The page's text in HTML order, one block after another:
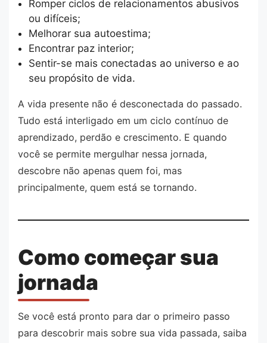
Romper ciclos de relacionamentos abusivos
ou difíceis;
Melhorar sua autoestima;
Encontrar paz interior;
Sentir-se mais conectadas ao universo e ao
seu propósito de vida.
A vida presente não é desconectada do passado.
Tudo está interligado em um ciclo contínuo de
aprendizado, perdão e crescimento. E quando
você se permite mergulhar nessa jornada,
descobre não apenas quem foi, mas
principalmente, quem está se tornando.
Como começar sua
jornada
Se você está pronto para dar o primeiro passo
para descobrir mais sobre sua vida passada, saiba